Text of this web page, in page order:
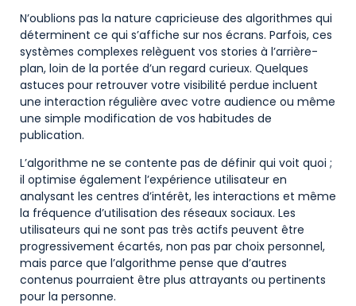
N’oublions pas la nature capricieuse des algorithmes qui
déterminent ce qui s’affiche sur nos écrans. Parfois, ces
systèmes complexes relèguent vos stories à l’arrière-
plan, loin de la portée d’un regard curieux. Quelques
astuces pour retrouver votre visibilité perdue incluent
une interaction régulière avec votre audience ou même
une simple modification de vos habitudes de
publication.
L’algorithme ne se contente pas de définir qui voit quoi ;
il optimise également l’expérience utilisateur en
analysant les centres d’intérêt, les interactions et même
la fréquence d’utilisation des réseaux sociaux. Les
utilisateurs qui ne sont pas très actifs peuvent être
progressivement écartés, non pas par choix personnel,
mais parce que l’algorithme pense que d’autres
contenus pourraient être plus attrayants ou pertinents
pour la personne.